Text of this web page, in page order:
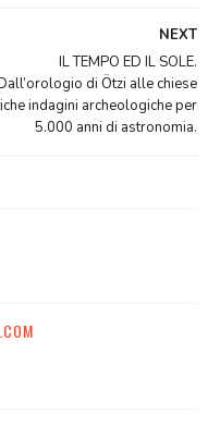
NEXT
IL TEMPO ED IL SOLE.
di Ötzi alle chiese
indagini archeologiche per
5.000 anni di astronomia.